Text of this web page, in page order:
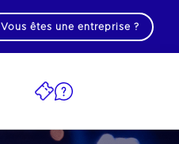
Vous êtes une entreprise ?